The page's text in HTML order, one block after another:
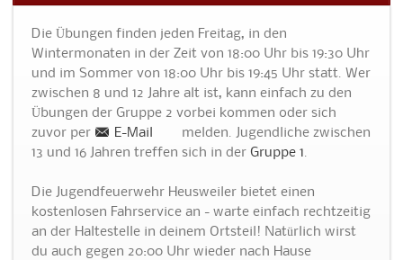
Die Übungen finden jeden Freitag, in den
Wintermonaten in der Zeit von 18:00 Uhr bis 19:30 Uhr
und im Sommer von 18:00 Uhr bis 19:45 Uhr statt. Wer
zwischen 8 und 12 Jahre alt ist, kann einfach zu den
Übungen der Gruppe 2 vorbei kommen oder sich
zuvor per
E-Mail
melden. Jugendliche zwischen
13 und 16 Jahren treffen sich in derGruppe 1.
Die Jugendfeuerwehr Heusweiler bietet einen
kostenlosen Fahrservice an - warte einfach rechtzeitig
an der Haltestelle in deinem Ortsteil! Natürlich wirst
du auch gegen 20:00 Uhr wieder nach Hause